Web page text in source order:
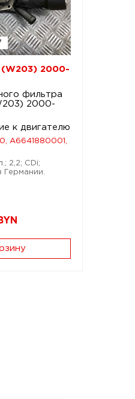
(W203) 2000-
фильтра
2000-
к двигателю
A6641880001,
2,2; CDi;
Германии.